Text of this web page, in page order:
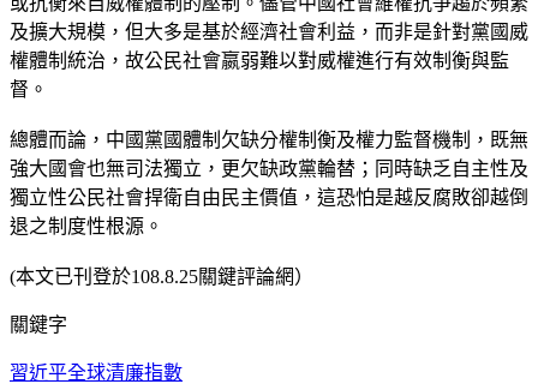
及擴大規模，但大多是基於經濟社會利益，而非是針對黨國威
權體制統治，故公民社會嬴弱難以對威權進行有效制衡與監
督。
總體而論，中國黨國體制欠缺分權制衡及權力監督機制，既無
強大國會也無司法獨立，更欠缺政黨輪替；同時缺乏自主性及
獨立性公民社會捍衛自由民主價值，這恐怕是越反腐敗卻越倒
退之制度性根源。
(本文已刊登於108.8.25關鍵評論網）
關鍵字
習近平全球清廉指數